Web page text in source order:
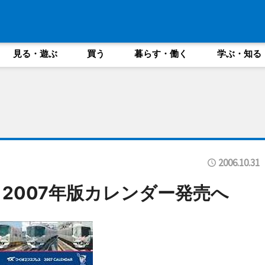
見る・遊ぶ 買う 暮らす・働く 学ぶ・知る
2006.10.31
年版カレンダー発売へ